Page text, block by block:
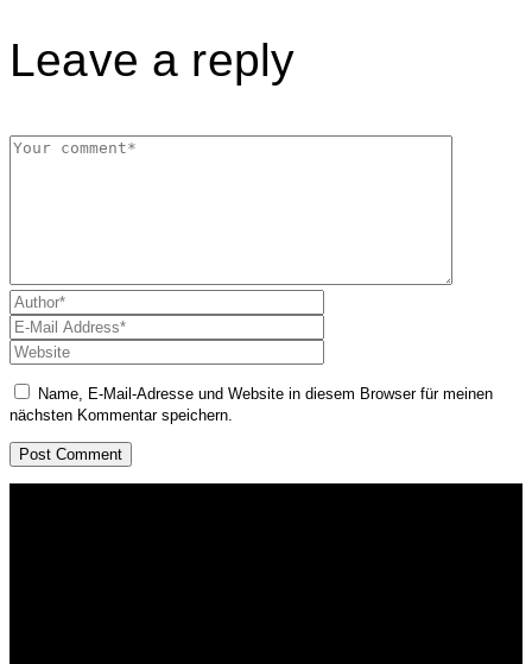
Leave a reply
Name, E-Mail-Adresse und Website in diesem Browser für meinen
nächsten Kommentar speichern.